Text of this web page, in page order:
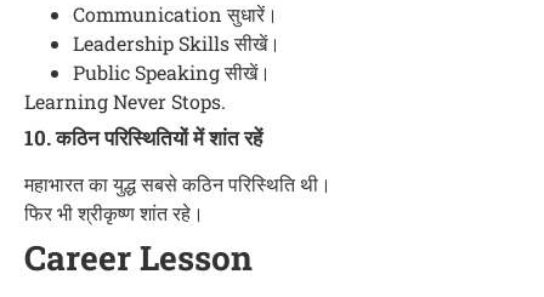
Communication सुधारें।
Leadership Skills सीखें।
Public Speaking सीखें।
Learning Never Stops.
10. कठिन परिस्थितियों में शांत रहें
महाभारत का युद्ध सबसे कठिन परिस्थिति थी।
फिर भी श्रीकृष्ण शांत रहे।
Career Lesson